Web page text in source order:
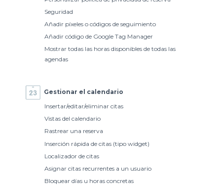
Seguridad
Añadir píxeles o códigos de seguimiento
Añadir código de Google Tag Manager
Mostrar todas las horas disponibles de todas las
agendas
Gestionar el calendario
Insertar/editar/eliminar citas
Vistas del calendario
Rastrear una reserva
Inserción rápida de citas (tipo widget)
Localizador de citas
Asignar citas recurrentes a un usuario
Bloquear días u horas concretas